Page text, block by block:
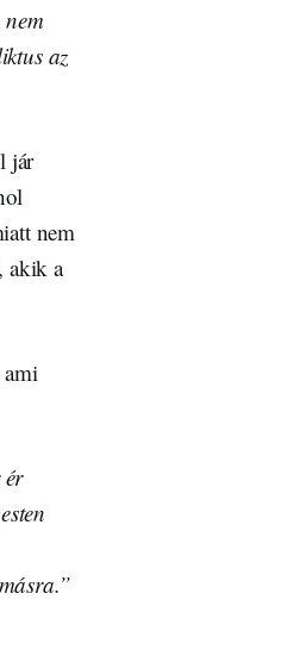
az
jár
nem
akik a
ér